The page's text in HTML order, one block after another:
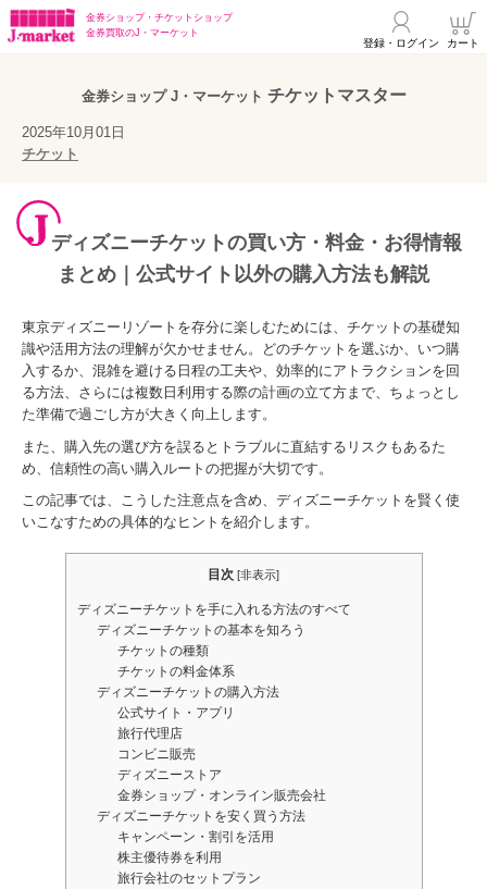
金券ショップ・ チケットショップ
金券買取のJ・マーケット
登録・ログイン カート
金券ショップ J・マーケット チケットマスター
2025年10月01日
チケット
ディズニーチケットの買い方・料金・お得情報
まとめ｜公式サイト以外の購入方法も解説
東京ディズニーリゾートを存分に楽しむためには、チケットの基礎知
識や活用方法の理解が欠かせません。どのチケットを選ぶか、いつ購
入するか、混雑を避ける日程の工夫や、効率的にアトラクションを回
る方法、さらには複数日利用する際の計画の立て方まで、ちょっとし
た準備で過ごし方が大きく向上します。
また、購入先の選び方を誤るとトラブルに直結するリスクもあるた
め、信頼性の高い購入ルートの把握が大切です。
この記事では、こうした注意点を含め、ディズニーチケットを賢く使
いこなすための具体的なヒントを紹介します。
目次 [非表示]
ディズニーチケットを手に入れる方法のすべて
ディズニーチケットの基本を知ろう
チケットの種類
チケットの料金体系
ディズニーチケットの購入方法
公式サイト・アプリ
旅行代理店
コンビニ販売
ディズニーストア
金券ショップ・オンライン販売会社
ディズニーチケットを安く買う方法
キャンペーン・割引を活用
株主優待券を利用
旅行会社のセットプラン